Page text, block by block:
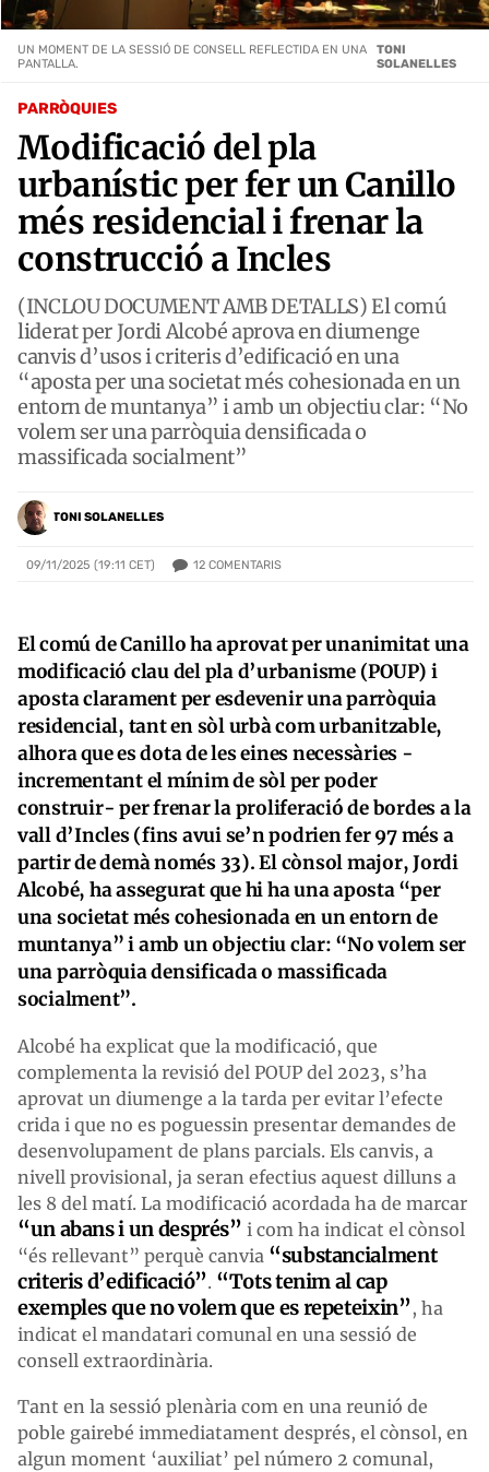
PARRÒQUIES
Modificació del pla
urbanístic per fer un Canillo
més residencial i frenar la
construcció a Incles
(INCLOU DOCUMENT AMB DETALLS) El comú
liderat per Jordi Alcobé aprova en diumenge
canvis d’usos i criteris d’edificació en una
“aposta per una societat més cohesionada en un
entorn de muntanya” i amb un objectiu clar: “No
volem ser una parròquia densificada o
massificada socialment”
TONI SOLANELLES
09/11/2025 (19:11 CET) 12 COMENTARIS
UN MOMENT DE LA SESSIÓ DE CONSELL REFLECTIDA EN UNA
PANTALLA.
TONI
SOLANELLES
El comú de Canillo ha aprovat per unanimitat una
modificació clau del pla d’urbanisme (POUP) i
aposta clarament per esdevenir una parròquia
residencial, tant en sòl urbà com urbanitzable,
alhora que es dota de les eines necessàries -
incrementant el mínim de sòl per poder
construir- per frenar la proliferació de bordes a la
vall d’Incles (fins avui se’n podrien fer 97 més a
partir de demà només 33). El cònsol major, Jordi
Alcobé, ha assegurat que hi ha una aposta “per
una societat més cohesionada en un entorn de
muntanya” i amb un objectiu clar: “No volem ser
una parròquia densificada o massificada
socialment”.
Alcobé ha explicat que la modificació, que
complementa la revisió del POUP del 2023, s’ha
aprovat un diumenge a la tarda per evitar l’efecte
crida i que no es poguessin presentar demandes de
desenvolupament de plans parcials. Els canvis, a
nivell provisional, ja seran efectius aquest dilluns a
les 8 del matí. La modificació acordada ha de marcar
“un abans i un després” i com ha indicat el cònsol
“és rellevant” perquè canvia “substancialment
criteris d’edificació”. “Tots tenim al cap
exemples que no volem que es repeteixin”, ha
indicat el mandatari comunal en una sessió de
consell extraordinària.
Tant en la sessió plenària com en una reunió de
poble gairebé immediatament després, el cònsol, en
algun moment ‘auxiliat’ pel número 2 comunal,